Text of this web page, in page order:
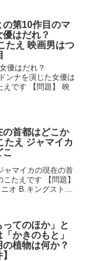
の第10作目のマ
優はだれ？
たえ 映画男はつ
優はだれ？
ンナを演じた女優は
えです 【問題】 映
の首都はどこか
たえ ジャマイカ
ャマイカの現在の首
たえです 【問題】
オ B.キングスト...
てのほか」と
かきのもと」
植物は何か？